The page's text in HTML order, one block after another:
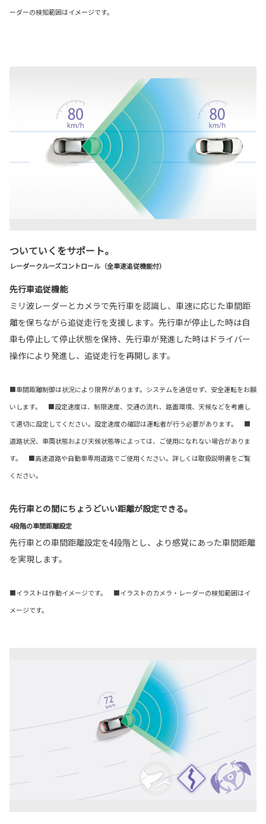
ーダーの検知範囲はイメージです。
ついていくをサポート。
レーダークルーズコントロール（全車速追従機能付）
先行車追従機能
ミリ波レーダーとカメラで先行車を認識し、車速に応じた車間距
離を保ちながら追従走行を支援します。先行車が停止した時は自
車も停止して停止状態を保持、先行車が発進した時はドライバー
操作により発進し、追従走行を再開します。
■車間距離制御は状況により限界があります。システムを過信せず、安全運転をお願
いします。 ■設定速度は、制限速度、交通の流れ、路面環境、天候などを考慮し
て適切に設定してください。設定速度の確認は運転者が行う必要があります。 ■
道路状況、車両状態および天候状態等によっては、ご使用になれない場合がありま
す。 ■高速道路や自動車専用道路でご使用ください。詳しくは取扱説明書をご覧
ください。
先行車との間にちょうどいい距離が設定できる。
4段階の車間距離設定
先行車との車間距離設定を4段階とし、より感覚にあった車間距離
を実現します。
■イラストは作動イメージです。 ■イラストのカメラ・レーダーの検知範囲はイ
メージです。